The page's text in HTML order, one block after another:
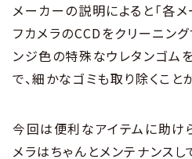
メーカーの説明によると「各
フカメラのCCDをクリーニング
ンジ色の特殊なウレタンゴム
で、細かなゴミも取り除くこと
今回は便利なアイテムに助け
メラはちゃんとメンテナンス